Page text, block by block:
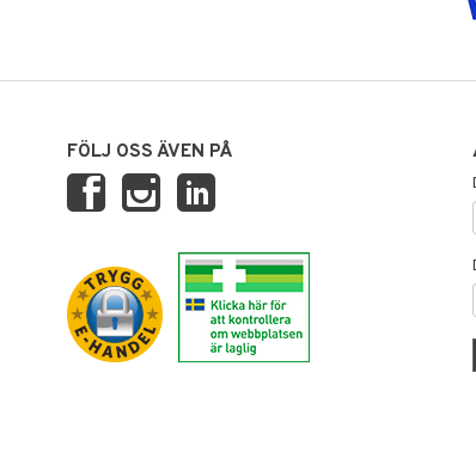
FÖLJ OSS ÄVEN PÅ